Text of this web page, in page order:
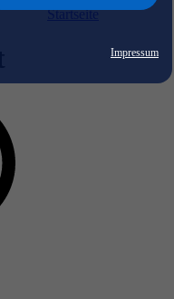
Impressum
Startseite